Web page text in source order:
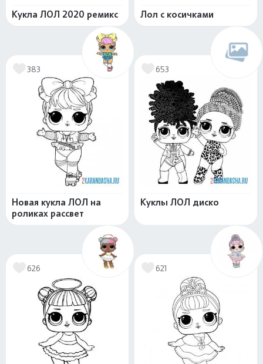
Кукла ЛОЛ 2020 ремикс Лол с косичками
383
Новая кукла ЛОЛ на
роликах рассвет
653
Куклы ЛОЛ диско
626 621